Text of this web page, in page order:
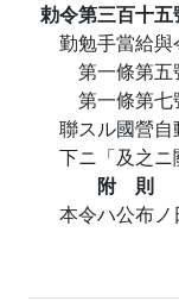
勅令第三百十五
勤勉手當給
第一條第
第一條第
聯スル國營
下ニ「及之
附 則
本令ハ公布